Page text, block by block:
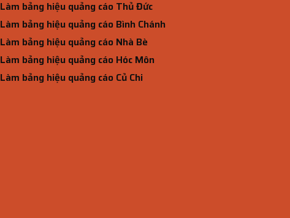
Làm bảng hiệu quảng cáo Thủ Đức
Làm bảng hiệu quảng cáo Bình Chánh
Làm bảng hiệu quảng cáo Nhà Bè
Làm bảng hiệu quảng cáo Hóc Môn
Làm bảng hiệu quảng cáo Củ Chi